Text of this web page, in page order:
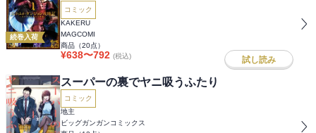
続巻入荷
コミック
KAKERU
MAGCOMI
商品（20点）
¥638〜792 (税込) 試し読み
スーパーの裏でヤニ吸うふたり
コミック
地主
ビッグガンガンコミックス